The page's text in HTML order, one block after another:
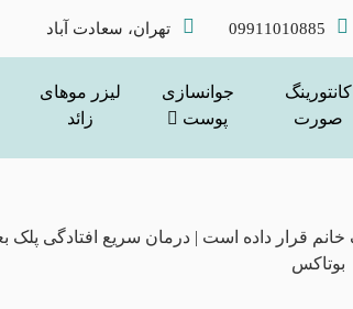
09911010885 تهران، سعادت آباد
کانتورینگ
صورت
جوانسازی
پوست
لیزر موهای
زائد